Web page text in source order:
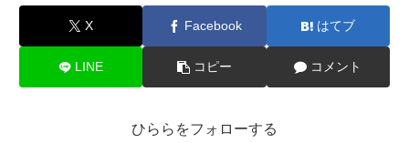
X Facebook はてブ
LINE コピー コメント
ひららをフォローする